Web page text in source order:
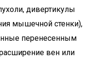
дивертикулы
мышечной стенки),
перенесенным
вен или